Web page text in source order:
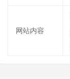
网站内容